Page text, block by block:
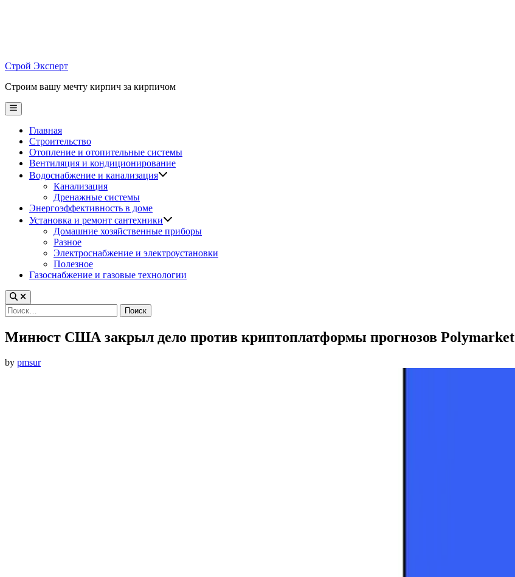
Строй Эксперт
Строим вашу мечту кирпич за кирпичом
Main
Menu
Главная
Строительство
Отопление и отопительные системы
Вентиляция и кондиционирование
Водоснабжение и канализация
Канализация
Дренажные системы
Энергоэффективность в доме
Установка и ремонт сантехники
Домашние хозяйственные приборы
Разное
Электроснабжение и электроустановки
Полезное
Газоснабжение и газовые технологии
Найти:
Минюст США закрыл дело против криптоплатформы прогнозов Polymarket
by pmsur